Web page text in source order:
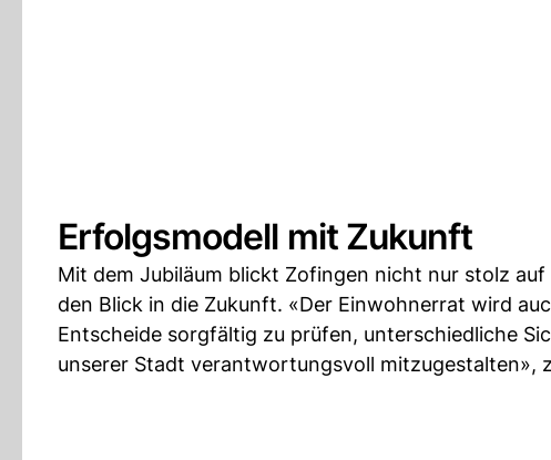
Erfolgsmodell mit Zukunft
Mit dem Jubiläum blickt Zofingen nicht nur stolz
den Blick in die Zukunft. «Der Einwohnerrat wird
Entscheide sorgfältig zu prüfen, unterschiedliche
unserer Stadt verantwortungsvoll mitzugestalten»,